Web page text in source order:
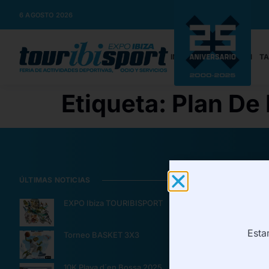
6 AGOSTO 2026
INICIO INFORMACIÓN
Etiqueta: Plan
ÚLTIMAS NOTICIAS
EXPO Ibiza TOURIBISPORT
Torneo BASKET 3X3
10K Playa d´en Bossa 2025